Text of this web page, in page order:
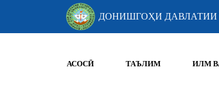
ДОНИШГОҲИ ДАВЛАТИИ
АСОСӢ ТАЪЛИМ ИЛМ